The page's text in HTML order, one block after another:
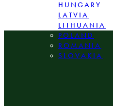
HUNGARY
LATVIA
LITHUANIA
POLAND
ROMANIA
SLOVAKIA